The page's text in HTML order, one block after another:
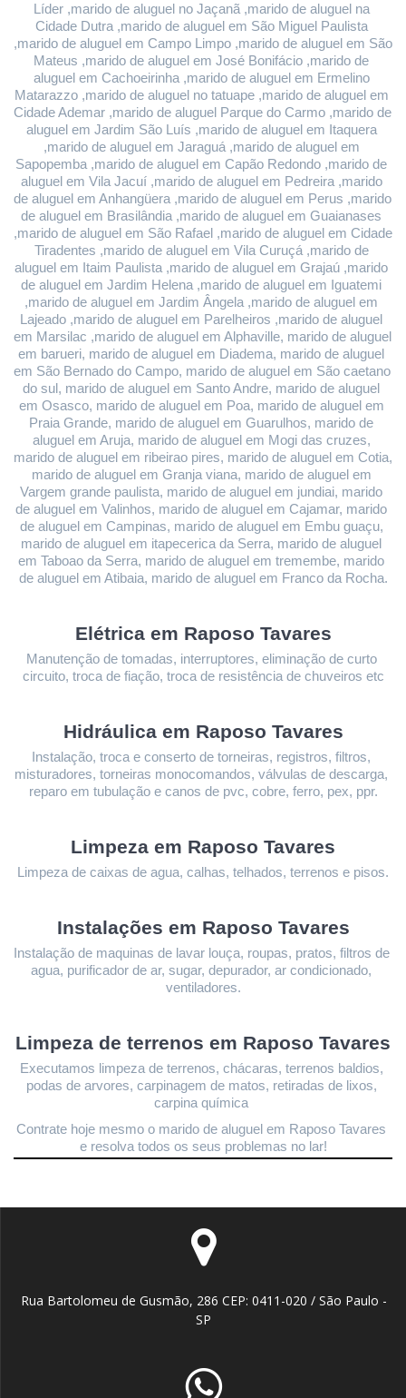
Líder ,marido de aluguel no Jaçanã ,marido de aluguel na
Cidade Dutra ,marido de aluguel em São Miguel Paulista
,marido de aluguel em Campo Limpo ,marido de aluguel em São
Mateus ,marido de aluguel em José Bonifácio ,marido de
aluguel em Cachoeirinha ,marido de aluguel em Ermelino
Matarazzo ,marido de aluguel no tatuape ,marido de aluguel em
Cidade Ademar ,marido de aluguel Parque do Carmo ,marido de
aluguel em Jardim São Luís ,marido de aluguel em Itaquera
,marido de aluguel em Jaraguá ,marido de aluguel em
Sapopemba ,marido de aluguel em Capão Redondo ,marido de
aluguel em Vila Jacuí ,marido de aluguel em Pedreira ,marido
de aluguel em Anhangüera ,marido de aluguel em Perus ,marido
de aluguel em Brasilândia ,marido de aluguel em Guaianases
,marido de aluguel em São Rafael ,marido de aluguel em Cidade
Tiradentes ,marido de aluguel em Vila Curuçá ,marido de
aluguel em Itaim Paulista ,marido de aluguel em Grajaú ,marido
de aluguel em Jardim Helena ,marido de aluguel em Iguatemi
,marido de aluguel em Jardim Ângela ,marido de aluguel em
Lajeado ,marido de aluguel em Parelheiros ,marido de aluguel
em Marsilac ,marido de aluguel em Alphaville, marido de aluguel
em barueri, marido de aluguel em Diadema, marido de aluguel
em São Bernado do Campo, marido de aluguel em São caetano
do sul, marido de aluguel em Santo Andre, marido de aluguel
em Osasco, marido de aluguel em Poa, marido de aluguel em
Praia Grande, marido de aluguel em Guarulhos, marido de
aluguel em Aruja, marido de aluguel em Mogi das cruzes,
marido de aluguel em ribeirao pires, marido de aluguel em Cotia,
marido de aluguel em Granja viana, marido de aluguel em
Vargem grande paulista, marido de aluguel em jundiai, marido
de aluguel em Valinhos, marido de aluguel em Cajamar, marido
de aluguel em Campinas, marido de aluguel em Embu guaçu,
marido de aluguel em itapecerica da Serra, marido de aluguel
em Taboao da Serra, marido de aluguel em tremembe, marido
de aluguel em Atibaia, marido de aluguel em Franco da Rocha.
Elétrica em Raposo Tavares
Manutenção de tomadas, interruptores, eliminação de curto
circuito, troca de fiação, troca de resistência de chuveiros etc
Hidráulica em Raposo Tavares
Instalação, troca e conserto de torneiras, registros, filtros,
misturadores, torneiras monocomandos, válvulas de descarga,
reparo em tubulação e canos de pvc, cobre, ferro, pex, ppr.
Limpeza em Raposo Tavares
Limpeza de caixas de agua, calhas, telhados, terrenos e pisos.
Instalações em Raposo Tavares
Instalação de maquinas de lavar louça, roupas, pratos, filtros de
agua, purificador de ar, sugar, depurador, ar condicionado,
ventiladores.
Limpeza de terrenos em Raposo Tavares
Executamos limpeza de terrenos, chácaras, terrenos baldios,
podas de arvores, carpinagem de matos, retiradas de lixos,
carpina química
Contrate hoje mesmo o marido de aluguel em Raposo Tavares
e resolva todos os seus problemas no lar!
Rua Bartolomeu de Gusmão, 286 CEP: 0411-020 / São Paulo -
SP